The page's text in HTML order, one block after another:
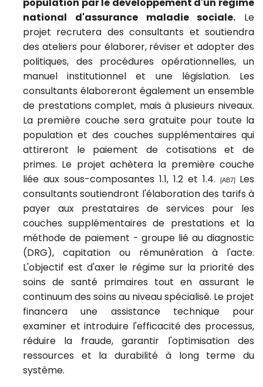
population par le développement d'un régime
national d'assurance maladie sociale.
Le
projet recrutera des consultants et soutiendra
des ateliers pour élaborer, réviser et adopter des
politiques, des procédures opérationnelles, un
manuel institutionnel et une législation. Les
consultants élaboreront également un ensemble
de prestations complet, mais à plusieurs niveaux.
La première couche sera gratuite pour toute la
population et des couches supplémentaires qui
attireront le paiement de cotisations et de
primes. Le projet achètera la première couche
liée aux sous-composantes 1.1, 1.2 et 1.4.
[AB7]
Les
consultants soutiendront l'élaboration des tarifs à
payer aux prestataires de services pour les
couches supplémentaires de prestations et la
méthode de paiement - groupe lié au diagnostic
(DRG), capitation ou rémunération à l'acte.
L'objectif est d'axer le régime sur la priorité des
soins de santé primaires tout en assurant le
continuum des soins au niveau spécialisé. Le projet
financera une assistance technique pour
examiner et introduire l'efficacité des processus,
réduire la fraude, garantir l'optimisation des
ressources et la durabilité à long terme du
système.